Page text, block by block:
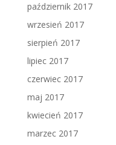
październik 2017
wrzesień 2017
sierpień 2017
lipiec 2017
czerwiec 2017
maj 2017
kwiecień 2017
marzec 2017